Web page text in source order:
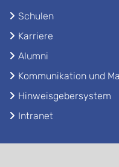
Schulen
Karriere
Alumni
Kommunikation und
Hinweisgebersystem
Intranet